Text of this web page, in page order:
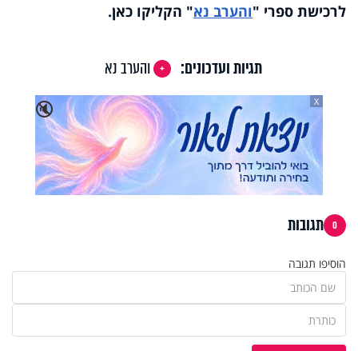
לרכישת ספרי
"והערב נא" הקליקו כאן.
תגיות ועדכונים:
והערב נא
🔇
X
0 תגובות
הוסיפו תגובה